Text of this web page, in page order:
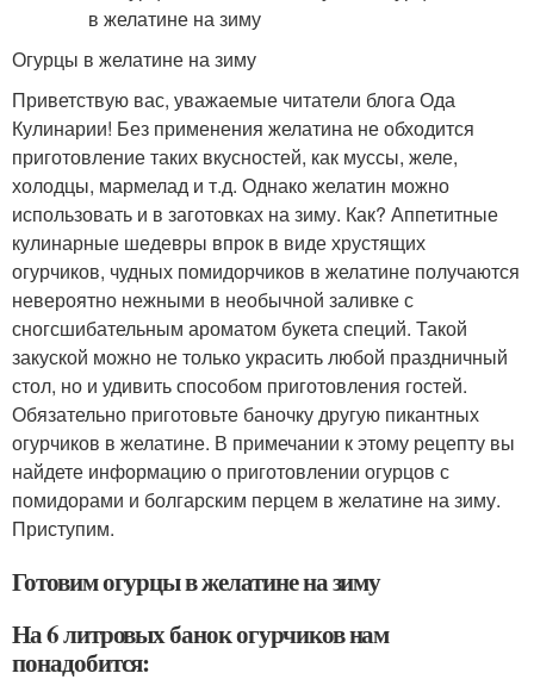
Огурцы в желатине на зиму
Приветствую вас, уважаемые читатели блога Ода
Кулинарии! Без применения желатина не обходится
приготовление таких вкусностей, как муссы, желе,
холодцы, мармелад и т.д. Однако желатин можно
использовать и в заготовках на зиму. Как? Аппетитные
кулинарные шедевры впрок в виде хрустящих
огурчиков, чудных помидорчиков в желатине получаются
невероятно нежными в необычной заливке с
сногсшибательным ароматом букета специй. Такой
закуской можно не только украсить любой праздничный
стол, но и удивить способом приготовления гостей.
Обязательно приготовьте баночку другую пикантных
огурчиков в желатине. В примечании к этому рецепту вы
найдете информацию о приготовлении огурцов с
помидорами и болгарским перцем в желатине на зиму.
Приступим.
Готовим огурцы в желатине на зиму
На 6 литровых банок огурчиков нам
понадобится: